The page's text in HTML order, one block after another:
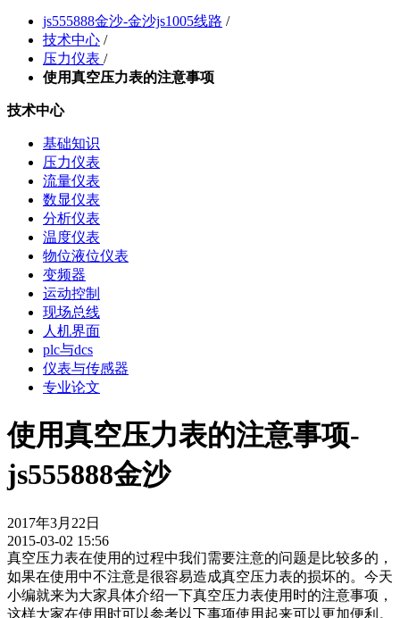
js555888金沙-金沙js1005线路 /
技术中心 /
压力仪表 /
使用真空压力表的注意事项
技术中心
基础知识
压力仪表
流量仪表
数显仪表
分析仪表
温度仪表
物位液位仪表
变频器
运动控制
现场总线
人机界面
plc与dcs
仪表与传感器
专业论文
使用真空压力表的注意事项-
js555888金沙
2017年3月22日
2015-03-02 15:56
真空压力表在使用的过程中我们需要注意的问题是比较多的，
如果在使用中不注意是很容易造成真空压力表的损坏的。今天
小编就来为大家具体介绍一下真空压力表使用时的注意事项，
这样大家在使用时可以参考以下事项使用起来可以更加便利。